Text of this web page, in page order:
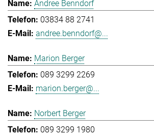
Andree Benndorf
03834 88 2741
andree.benndorf@...
Marion Berger
089 3299 2269
marion.berger@...
Norbert Berger
089 3299 1980